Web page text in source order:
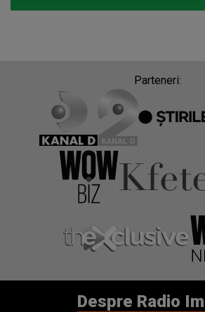
Parteneri:
Despre Radio